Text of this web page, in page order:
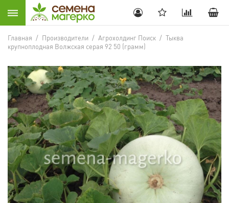
Главная / Производители / Агрохолдинг Поиск / Тыква
крупноплодная Волжская серая 92 50 (грамм)